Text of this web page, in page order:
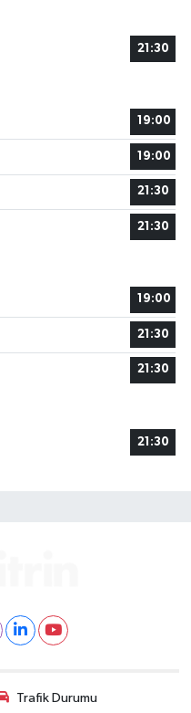
21:30
19:00
19:00
21:30
21:30
19:00
21:30
21:30
21:30
Trafik Durumu